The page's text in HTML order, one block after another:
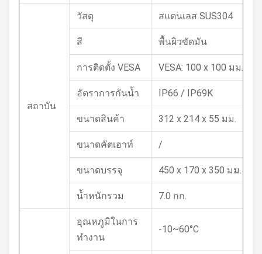
สถาบัน
วัสดุ สแตนเลส SUS304
สี พื้นผิวขัดมัน
การติดตั้ง VESA VESA: 100 x 100 มม.
อัตราการกันน้ำ IP66 / IP69K
ขนาดสินค้า 312 x 214 x 55 มม.
ขนาดคัตเอาท์ /
ขนาดบรรจุ 450 x 170 x 350 มม.
น้ำหนักรวม 7.0 กก.
อุณหภูมิในการ
ทำงาน
-10~60°C